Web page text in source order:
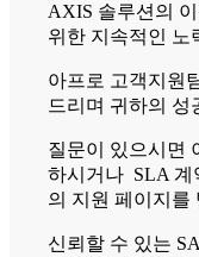
AXIS 솔루션의
위한 지속적인 노
아프로 고객지원
드리며 귀하의 성
질문이 있으시면
하시거나 SLA 계
의 지원 페이지를
신뢰할 수 있는